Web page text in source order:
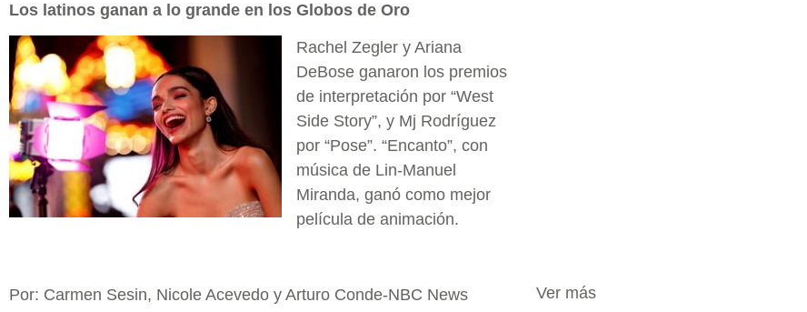
Los latinos ganan a lo grande en los Globos de Oro
Rachel Zegler y Ariana
DeBose ganaron los premios
de interpretación por “West
Side Story”, y Mj Rodríguez
por “Pose”. “Encanto”, con
música de Lin-Manuel
Miranda, ganó como mejor
película de animación.
Por: Carmen Sesin, Nicole Acevedo y Arturo Conde-NBC News Ver más